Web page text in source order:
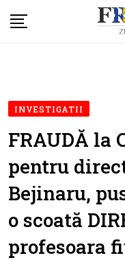
to
INVESTIGATII
FRAUDĂ la
pentru
Bejinaru,
o scoată
profesoara